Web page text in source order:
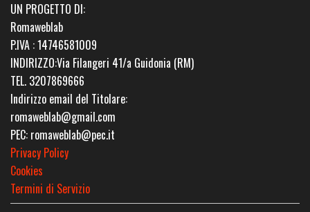
UN PROGETTO DI:
Romaweblab
P.IVA : 14746581009
INDIRIZZO:Via Filangeri 41/a Guidonia (RM)
TEL. 3207869666
Indirizzo email del Titolare:
romaweblab@gmail.com
PEC: romaweblab@pec.it
Privacy Policy
Cookies
Termini di Servizio